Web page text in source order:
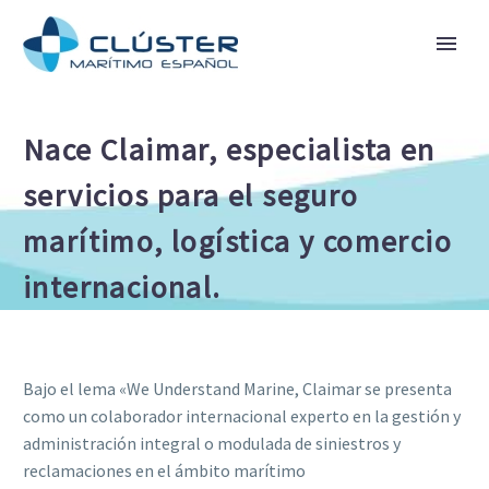
Nace Claimar, especialista en
servicios para el seguro
marítimo, logística y comercio
internacional.
Bajo el lema «We Understand Marine, Claimar se presenta
como un colaborador internacional experto en la gestión y
administración integral o modulada de siniestros y
reclamaciones en el ámbito marítimo